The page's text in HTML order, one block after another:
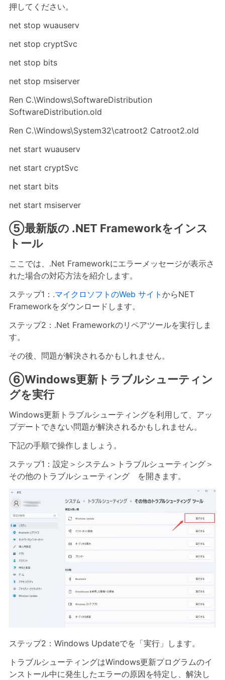
押してください。
net stop wuauserv
net stop cryptSvc
net stop bits
net stop msiserver
Ren C.\Windows\SoftwareDistribution
SoftwareDistribution.old
Ren C.\Windows\System32\catroot2 Catroot2.old
net start wuauserv
net start cryptSvc
net start bits
net start msiserver
⑤最新版の .NET Frameworkをインス
トール
ここでは、.Net Frameworkにエラーメッセージが表示さ
れた場合の対応方法を紹介します。
ステップ1：.マイクロソフトのWeb サイト からNET
Frameworkをダウンロードします。
ステップ2：.Net Frameworkのリペアツールを実行しま
す。
その後、問題が解決されるかもしれません。
⑥Windows更新トラブルシューティン
グを実行
Windows更新トラブルシューティングを利用して、アッ
プデートできない問題が解決されるかもしれません。
下記の手順で操作しましょう。
ステップ1：設定＞システム＞トラブルシューティング＞
その他のトラブルシューティング を開きます。
ステップ2：Windows Updateでを「実行」します。
トラブルシューティングはWindows更新プログラムのイ
ンストール中に発生したエラーの原因を特定し、解決し